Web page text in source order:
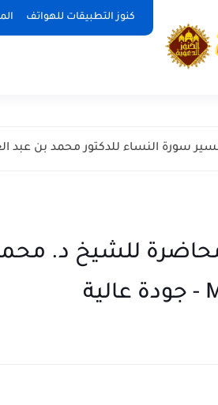
كنوز التطبيقات للهواتف
سورة النساء للدكتور محمد بن عبد
محاضرة للشيخ د.